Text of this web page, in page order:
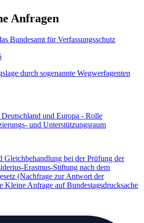
Anfragen
Bundesamt für Verfassungsschutz
durch sogenannte Wegwerfagenten
und Europa - Rolle
und Unterstützungsraum
Gleichbehandlung bei der Prüfung der
Erasmus-Stiftung nach dem
(Nachfrage zur Antwort der
Kleine Anfrage auf Bundestagsdrucksache